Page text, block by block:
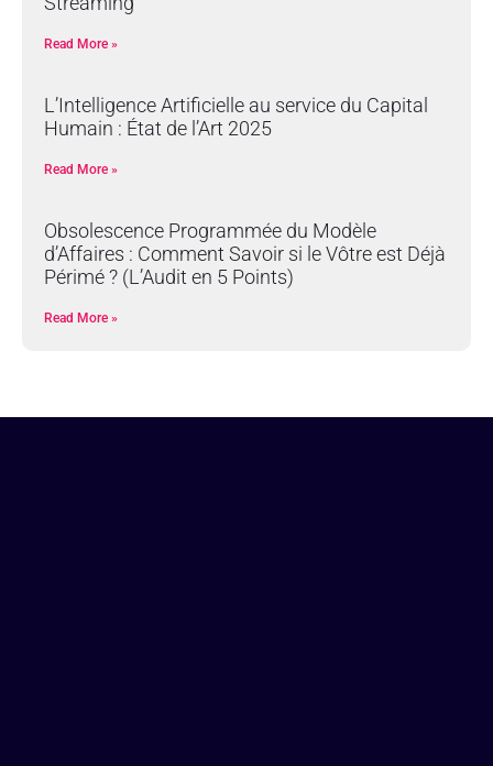
Read More »
L’Intelligence Artificielle au service du Capital
Humain : État de l’Art 2025
Read More »
Obsolescence Programmée du Modèle
d’Affaires : Comment Savoir si le Vôtre est Déjà
Périmé ? (L’Audit en 5 Points)
Read More »